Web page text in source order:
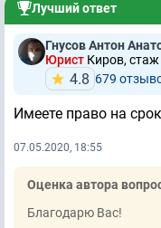
Лучший ответ
Гнусов Антон
Юрист Киров, стаж
4.8 679
Имеете право на
07.05.2020, 18:55
Оценка автора
Благодарю Вас!